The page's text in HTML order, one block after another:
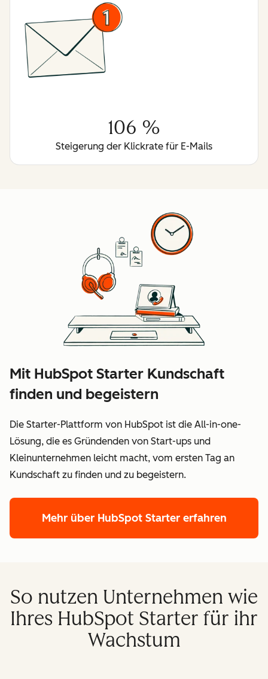
106 %
Steigerung der Klickrate für E-Mails
Mit HubSpot Starter Kundschaft
finden und begeistern
Die Starter-Plattform von HubSpot ist die All-in-one-
Lösung, die es Gründenden von Start-ups und
Kleinunternehmen leicht macht, vom ersten Tag an
Kundschaft zu finden und zu begeistern.
Mehr über HubSpot Starter erfahren
So nutzen Unternehmen wie
Ihres HubSpot Starter für ihr
Wachstum